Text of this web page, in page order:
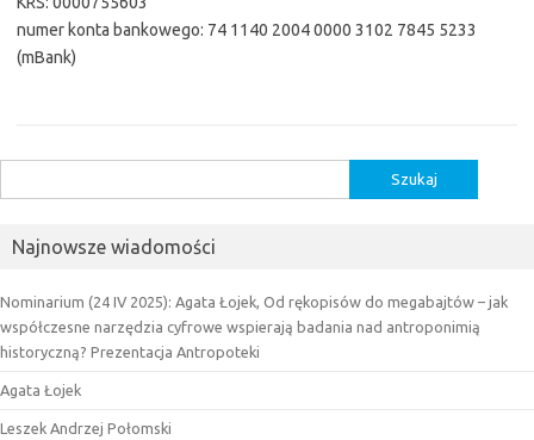
numer konta bankowego: 74 1140 2004 0000 3102 7845 5233
(mBank)
Najnowsze wiadomości
Nominarium (24 IV 2025): Agata Łojek, Od rękopisów do megabajtów – jak
współczesne narzędzia cyfrowe wspierają badania nad antroponimią
historyczną? Prezentacja Antropoteki
Agata Łojek
Leszek Andrzej Połomski